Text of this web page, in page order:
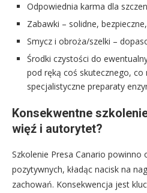
Odpowiednia karma dla
Zabawki – solidne,
Smycz i obroża/szelki –
Środki czystości do
pod ręką coś skutecznego, co
specjalistyczne preparaty
Konsekwentne
więź i autorytet?
Szkolenie Presa Canario powinno
pozytywnych, kładąc nacisk na
zachowań. Konsekwencja jest